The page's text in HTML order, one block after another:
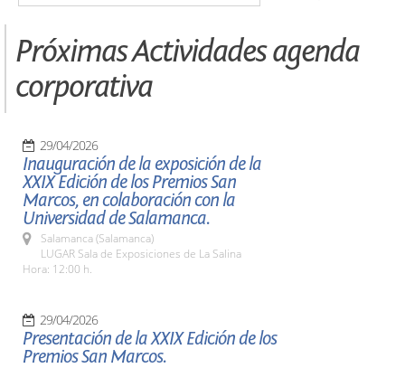
Próximas Actividades agenda
corporativa
29/04/2026
Inauguración de la exposición de la
XXIX Edición de los Premios San
Marcos, en colaboración con la
Universidad de Salamanca.
Salamanca (Salamanca)
LUGAR Sala de Exposiciones de La Salina
Hora: 12:00 h.
29/04/2026
Presentación de la XXIX Edición de los
Premios San Marcos.